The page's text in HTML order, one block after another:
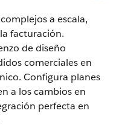
a escala,
facturación.
de diseño
comerciales en
Configura planes
a los cambios en
perfecta en